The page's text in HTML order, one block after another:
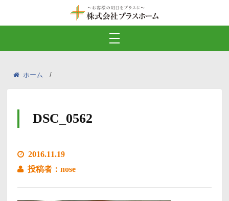
ホーム
DSC_0562
2016.11.19
投稿者：nose